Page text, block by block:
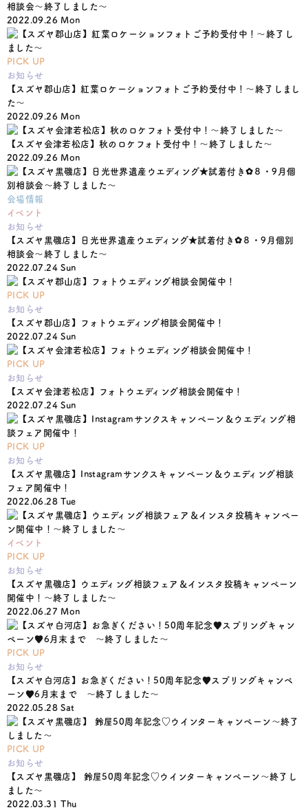
相談会〜終了しました〜
2022.09.26 Mon
PICK UP
お知らせ
【スズヤ郡山店】紅葉ロケーションフォトご予約受付中！〜終了しまし
た〜
2022.09.26 Mon
【スズヤ会津若松店】秋のロケフォト受付中！〜終了しました〜
2022.09.26 Mon
会場情報
イベント
お知らせ
【スズヤ黒磯店】日光世界遺産ウエディング★試着付き✿８・9月個別
相談会〜終了しました〜
2022.07.24 Sun
PICK UP
お知らせ
【スズヤ郡山店】フォトウエディング相談会開催中！
2022.07.24 Sun
PICK UP
お知らせ
【スズヤ会津若松店】フォトウエディング相談会開催中！
2022.07.24 Sun
PICK UP
お知らせ
【スズヤ黒磯店】Instagramサンクスキャンペーン＆ウエディング相談
フェア開催中！
2022.06.28 Tue
イベント
PICK UP
お知らせ
【スズヤ黒磯店】ウエディング相談フェア＆インスタ投稿キャンペーン
開催中！〜終了しました〜
2022.06.27 Mon
PICK UP
お知らせ
【スズヤ白河店】お急ぎください！50周年記念♥スプリングキャンペ
ーン♥6月末まで 〜終了しました〜
2022.05.28 Sat
PICK UP
お知らせ
【スズヤ黒磯店】 鈴屋50周年記念♡ウインターキャンペーン〜終了し
ました〜
2022.03.31 Thu